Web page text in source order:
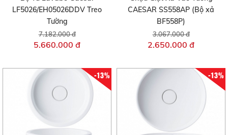
LF5026/EH05026DDV Treo
Tường
7.182.000 đ
5.660.000 đ
CAESAR SS558AP (Bộ xả
BF558P)
3.067.000 đ
2.650.000 đ
-13% -13%